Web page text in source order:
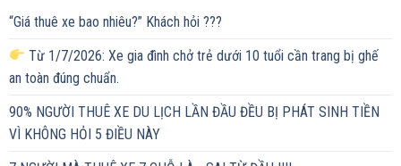
“Giá thuê xe bao nhiêu?” Khách hỏi ???
Từ 1/7/2026: Xe gia đình chở trẻ dưới 10 tuổi cần trang bị ghế
an toàn đúng chuẩn.
90% NGƯỜI THUÊ XE DU LỊCH LẦN ĐẦU ĐỀU BỊ PHÁT SINH TIỀN
VÌ KHÔNG HỎI 5 ĐIỀU NÀY